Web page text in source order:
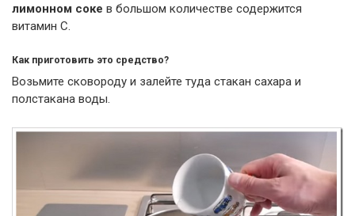
лимонном соке в большом количестве содержится
витамин С.
Как приготовить это средство?
Возьмите сковороду и залейте туда стакан сахара и
полстакана воды.